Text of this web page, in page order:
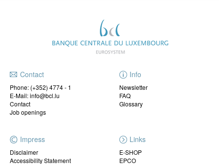
Contact
Phone: (+352) 4774 - 1
E-Mail: info@bcl.lu
Contact
Job openings
Info
Newsletter
FAQ
Glossary
Impress
Disclaimer
Accessibility Statement
Links
E-SHOP
EPCO